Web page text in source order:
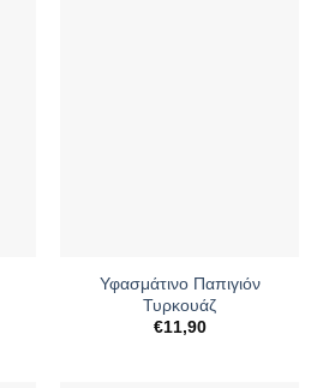
Υφασμάτινο Παπιγιόν
Τυρκουάζ
€11,90